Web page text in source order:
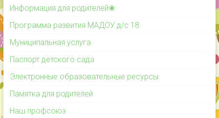
Информация для родителей❀
Программа развития МАДОУ д/с 18
Муниципальная услуга
Паспорт детского сада
Электронные образовательные ресурсы
Памятка для родителей
Наш профсоюз